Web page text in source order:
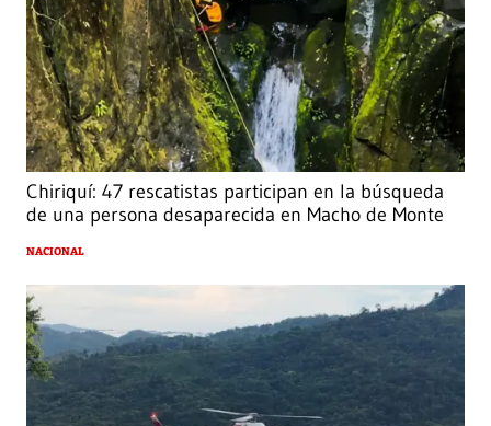
Chiriquí: 47 rescatistas participan en la búsqueda
de una persona desaparecida en Macho de Monte
NACIONAL